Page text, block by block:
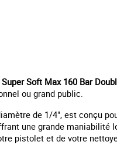
Soft Max 160 Bar
ou grand public.
de 1/4", est conçu
une grande
pistolet et de votre